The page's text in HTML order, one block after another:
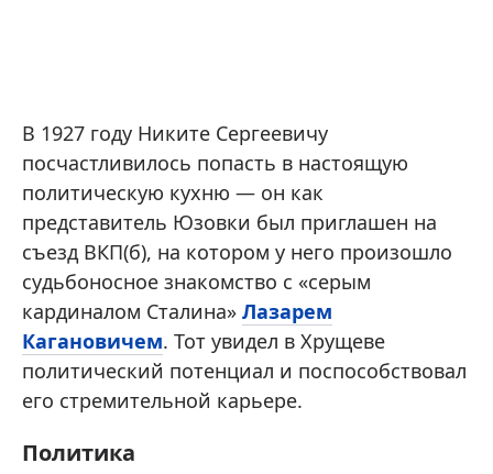
В 1927 году Никите Сергеевичу
посчастливилось попасть в настоящую
политическую кухню — он как
представитель Юзовки был приглашен на
съезд ВКП(б), на котором у него произошло
судьбоносное знакомство с «серым
кардиналом Сталина» Лазарем
Кагановичем. Тот увидел в Хрущеве
политический потенциал и поспособствовал
его стремительной карьере.
Политика